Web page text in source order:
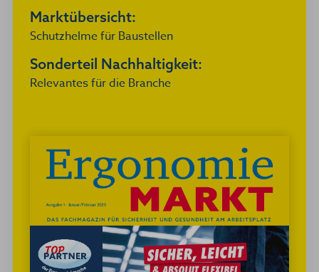
Marktübersicht:
Schutzhelme für Baustellen
Sonderteil Nachhaltigkeit:
Relevantes für die Branche